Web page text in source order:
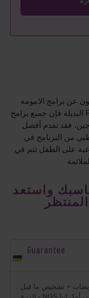
عن برامج الامومة
البديلة فإن جميع برامج Feskov Human Reproduction Group
فقد تقدم أفضل
من البرنامج في
على الطفل تتم في
واستعد
Guarantee
+ تشخيص ما قبل